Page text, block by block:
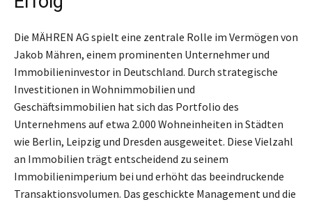
Die MÄHREN AG spielt eine zentrale Rolle im Vermögen von
Jakob Mähren, einem prominenten Unternehmer und
Immobilieninvestor in Deutschland. Durch strategische
Investitionen in Wohnimmobilien und
Geschäftsimmobilien hat sich das Portfolio des
Unternehmens auf etwa 2.000 Wohneinheiten in Städten
wie Berlin, Leipzig und Dresden ausgeweitet. Diese Vielzahl
an Immobilien trägt entscheidend zu seinem
Immobilienimperium bei und erhöht das beeindruckende
Transaktionsvolumen. Das geschickte Management und die